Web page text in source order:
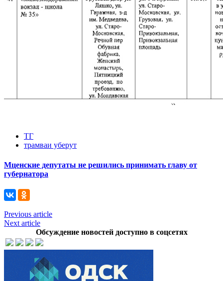
ТГ
трамваи уберут
Мценские депутаты не решились принимать главу от
губернатора
Previous article
Next article
Обсуждение новостей доступно в соцсетях